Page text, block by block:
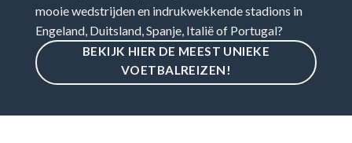
mooie wedstrijden en indrukwekkende stadions in
Engeland, Duitsland, Spanje, Italië of Portugal?
BEKIJK HIER DE MEEST UNIEKE
VOETBALREIZEN!